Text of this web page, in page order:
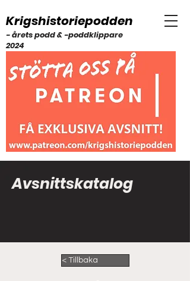
Krigshistoriepodden
- årets podd & -poddklippare
2024
Avsnittskatalog
< Tillbaka